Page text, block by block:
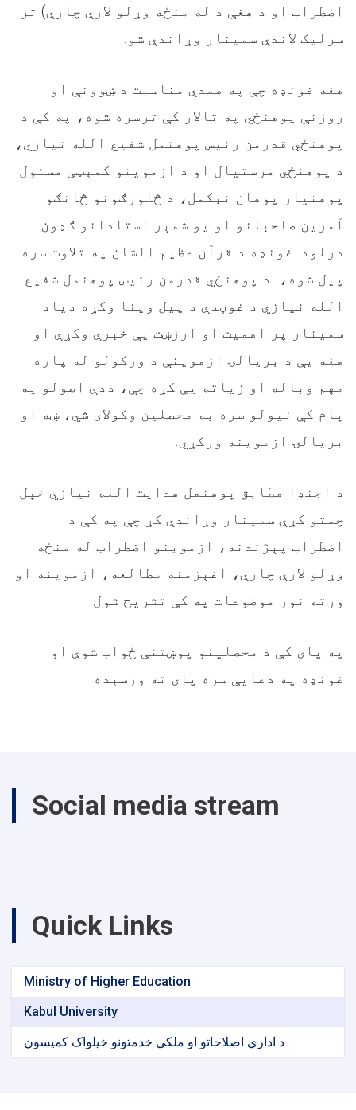
اضطراب او د هغې د له منځه وړلو لارې چارې) تر
سرلیک لاندې سمینار وړاندې شو .
هغه غونډه چې په همدې مناسبت د ښوونې او
روزنې پوهنځي په تالار کې ترسره شوه، په کې د
پوهنځي قدرمن رئیس پوهنمل شفیع الله نیازي،
د پوهنځي مرستيال او د ازموینو کمېټې مسئول
پوهنیار پوهان نېکمل، د څلورګونو څانګو
آمرین صاحبانو او یو شمېر استادانو ګډون
درلود. غونډه د قرآن عظيم الشان په تلاوت سره
پيل شوه، د پوهنځي قدرمن رئیس پوهنمل شفیع
الله نیازي د غوڼدې د پیل وینا وکړه دیاد
سمینار پر اهمیت او ارزښت یې خبرې وکړې او
هغه يې د بریالۍ ازموینې د ورکولو له پاره
مهم وباله او زیاته یې کړه چې، ددې اصولو په
پام کې نیولو سره به محصلین وکولای شي، ښه او
بریالۍ ازموینه ورکړي.
د اجنډا مطابق پوهنمل هدایت الله نیازي خپل
چمتو کړې سمینار وړاندې کړ چې په کې د
اضطراب پېژندنه، ازموینو اضطراب له منځه
وړلو لارې چارې، اغېزمنه مطالعه، ازموینه او
ورته نور موضوعات په کې تشریح شول.
په پای کې د محصلينو پوښتنې ځواب شوې او
غونډه په دعایې سره پای ته ورسېده .
Social media stream
Quick Links
Ministry of Higher Education
Kabul University
د اداري اصلاحاتو او ملکي خدمتونو خپلواک کمیسون